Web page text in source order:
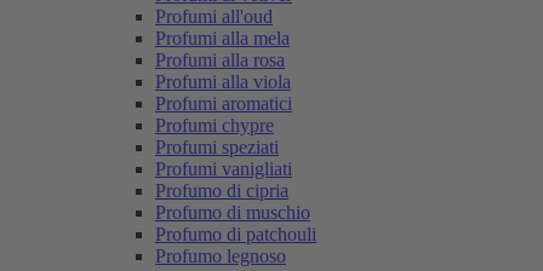
Profumi all'oud
Profumi alla mela
Profumi alla rosa
Profumi alla viola
Profumi aromatici
Profumi chypre
Profumi speziati
Profumi vanigliati
Profumo di cipria
Profumo di muschio
Profumo di patchouli
Profumo legnoso